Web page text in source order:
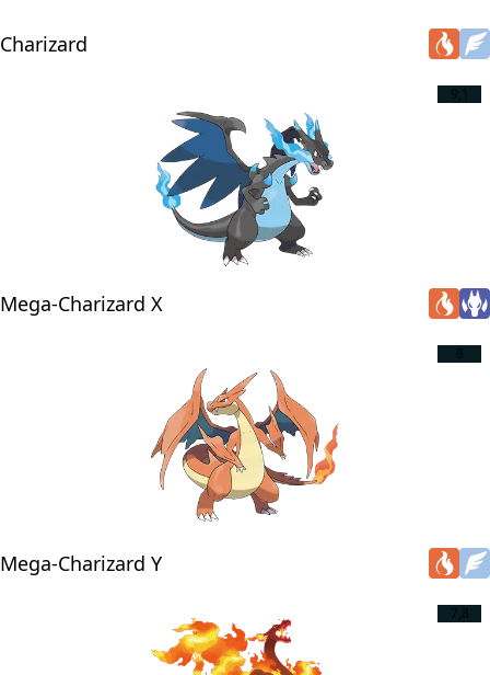
Charizard
9,1
Mega-Charizard X
8
Mega-Charizard Y
7,8